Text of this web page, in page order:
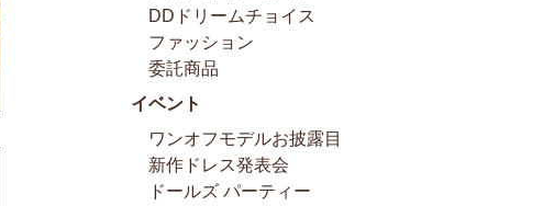
DDドリームチョイス
ファッション
委託商品
イベント
ワンオフモデルお披露目
新作ドレス発表会
ドールズ パーティー